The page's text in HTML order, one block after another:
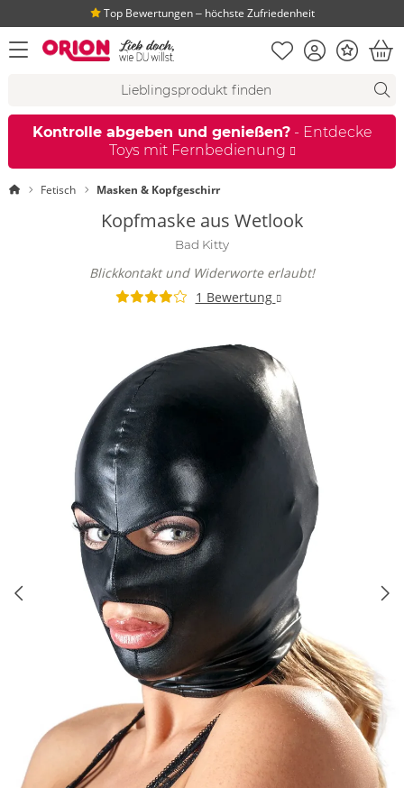
Top Bewertungen ‒ höchste Zufriedenheit
Menü öffnen Merkliste
KontoBonus
Kontrolle abgeben und genießen?- Entdecke
Toys mit Fernbedienung
Startseite
Fetisch Masken & Kopfgeschirr
Kopfmaske aus Wetlook
Bad Kitty
Blickkontakt und Widerworte erlaubt!
1 Bewertung